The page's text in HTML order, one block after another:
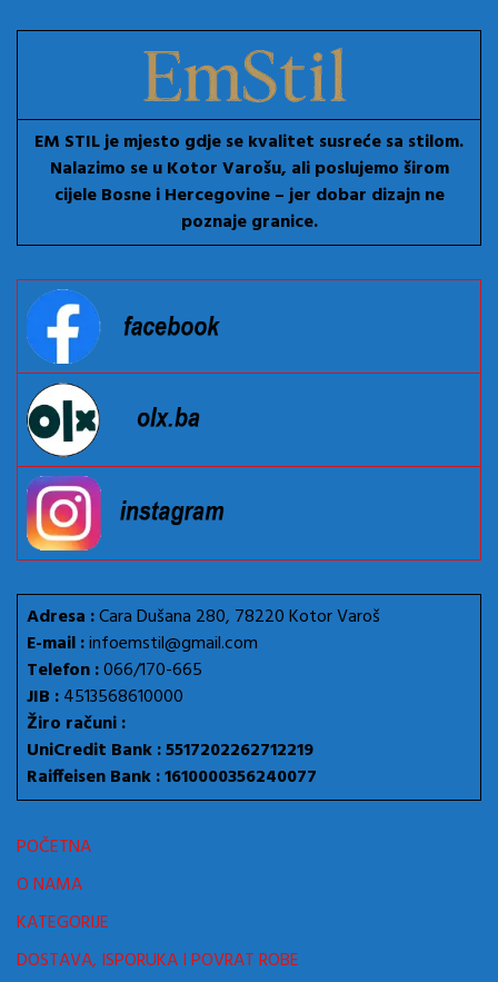
EM STIL je mjesto gdje se kvalitet susreće sa stilom.
Nalazimo se u Kotor Varošu, ali poslujemo širom
cijele Bosne i Hercegovine – jer dobar dizajn ne
poznaje granice.
Adresa :Cara Dušana 280, 78220 Kotor Varoš
E-mail :infoemstil@gmail.com
Telefon :066/170-665
JIB :4513568610000
Žiro računi :
UniCredit Bank : 5517202262712219
Raiffeisen Bank : 1610000356240077
POČETNA
O NAMA
KATEGORIJE
DOSTAVA, ISPORUKA I POVRAT ROBE